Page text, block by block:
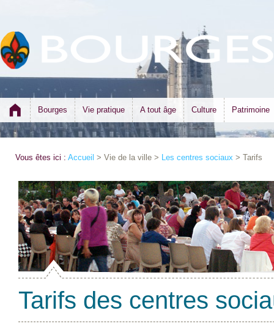
Bourges Vie pratique A tout âge Culture Patrimoine
Vous êtes ici : Accueil > Vie de la ville > Les centres sociaux > Tarifs
Tarifs des centres